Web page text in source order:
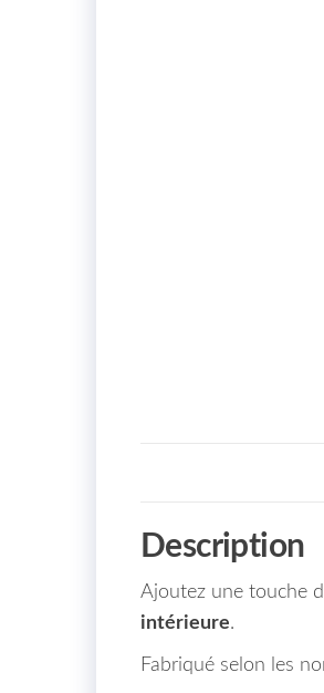
Description
Ajoutez une touche
intérieure.
Fabriqué selon les